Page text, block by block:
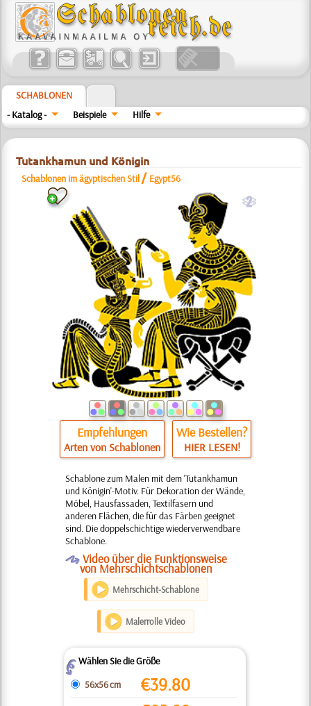
SCHABLONEN
- Katalog -
Beispiele Hilfe
Tutankhamun und Königin
Schablonen im ägyptischen Stil / Egypt56
b
Empfehlungen
Arten von Schablonen
Wie Bestellen?
HIER LESEN!
Schablone zum Malen mit dem 'Tutankhamun
und Königin'-Motiv. Für Dekoration der Wände,
Möbel, Hausfassaden, Textilfasern und
anderen Flächen, die für das Färben geeignet
sind. Die doppelschichtige wiederverwendbare
Schablone.
O Video über die Funktionsweise
von Mehrschichtschablonen
Mehrschicht-Schablone
Malerrolle Video
ZWählen Sie die Größe
56x56 cm
€39.80